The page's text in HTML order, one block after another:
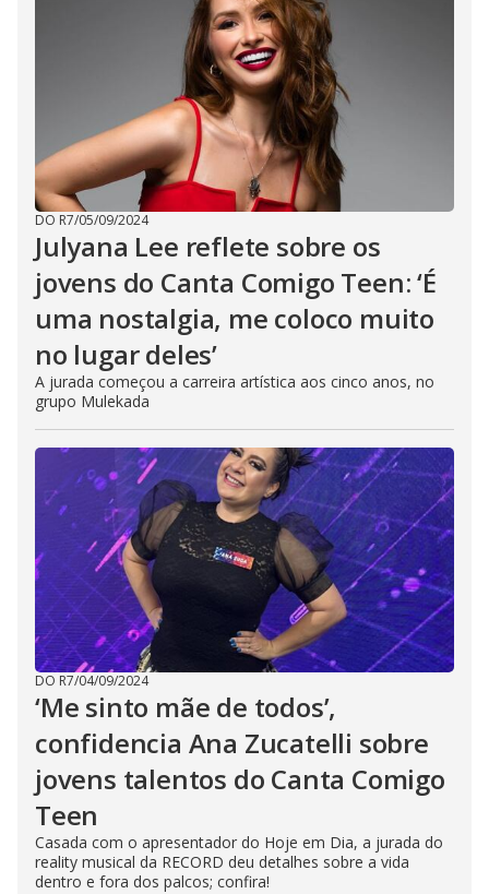
DO R7/05/09/2024
Julyana Lee reflete sobre os
jovens do Canta Comigo Teen: ‘É
uma nostalgia, me coloco muito
no lugar deles’
A jurada começou a carreira artística aos cinco anos, no
grupo Mulekada
DO R7/04/09/2024
‘Me sinto mãe de todos’,
confidencia Ana Zucatelli sobre
jovens talentos do Canta Comigo
Teen
Casada com o apresentador do Hoje em Dia, a jurada do
reality musical da RECORD deu detalhes sobre a vida
dentro e fora dos palcos; confira!